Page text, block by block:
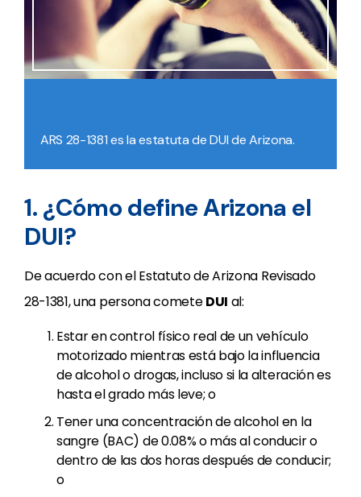
ARS 28-1381 es la estatuta de DUI de Arizona.
1. ¿Cómo define Arizona el
DUI?
De acuerdo con el Estatuto de Arizona Revisado
28-1381, una persona cometeDUI al:
Estar en control físico real de un vehículo
motorizado mientras está bajo la influencia
de alcohol o drogas, incluso si la alteración es
hasta el grado más leve; o
Tener una concentración de alcohol en la
sangre (BAC) de 0.08% o más al conducir o
dentro de las dos horas después de conducir;
o